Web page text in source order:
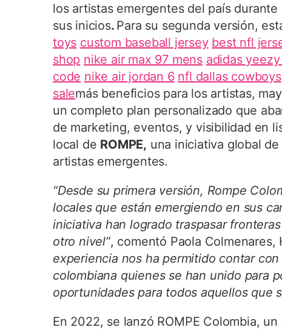
los artistas emergentes del país
sus inicios. Para su segunda versión,
toys custom baseball jersey best nfl
shop nike air max 97 mens adidas
code nike air jordan 6 nfl dallas cowboys
salemás beneficios para los artistas,
un completo plan personalizado que
de marketing, eventos, y visibilidad en
local de ROMPE, una iniciativa global
artistas emergentes.
“Desde su primera versión, Rompe
locales que están emergiendo en sus
iniciativa han logrado traspasar
otro nivel”, comentó Paola
experiencia nos ha permitido contar
colombiana quienes se han unido para
oportunidades para todos aquellos que
En 2022, se lanzó ROMPE Colombia,